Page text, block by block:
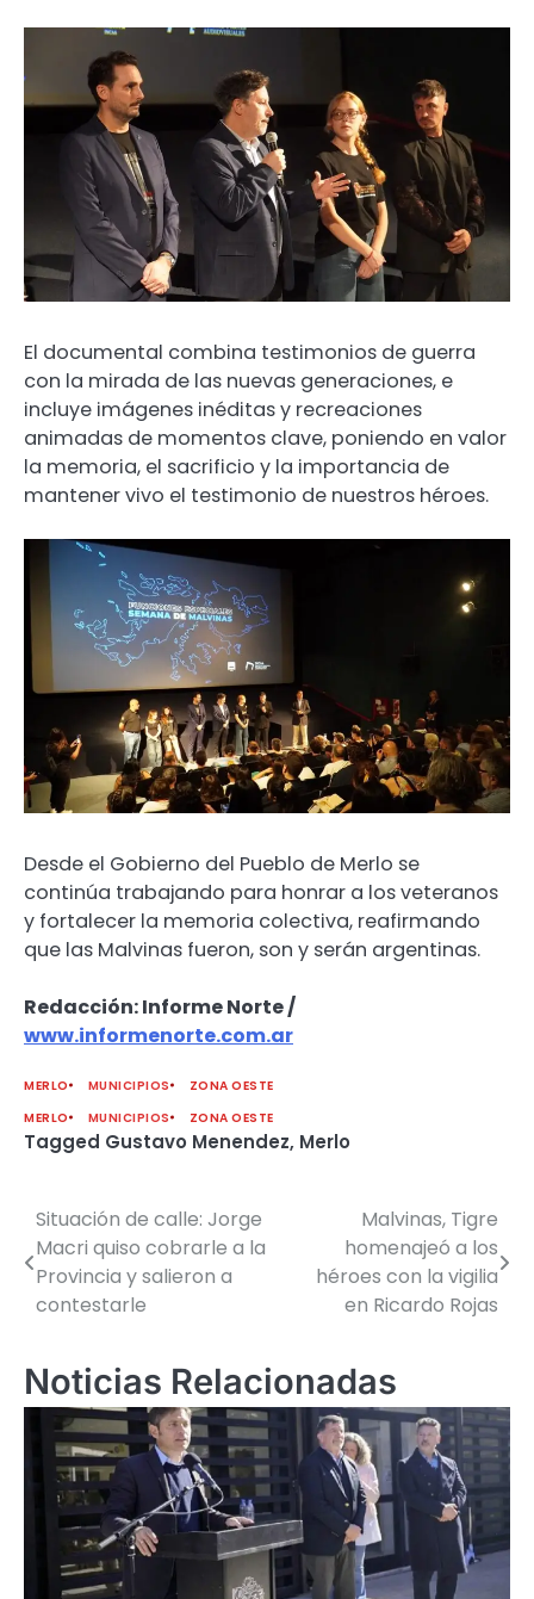
El documental combina testimonios de guerra
con la mirada de las nuevas generaciones, e
incluye imágenes inéditas y recreaciones
animadas de momentos clave, poniendo en valor
la memoria, el sacrificio y la importancia de
mantener vivo el testimonio de nuestros héroes.
Desde el Gobierno del Pueblo de Merlo se
continúa trabajando para honrar a los veteranos
y fortalecer la memoria colectiva, reafirmando
que las Malvinas fueron, son y serán argentinas.
Redacción: Informe Norte /
www.informenorte.com.ar
MERLO MUNICIPIOS
ZONA OESTE
MERLO
MUNICIPIOS ZONA OESTE
Tagged Gustavo Menendez, Merlo
Navegación
de
entradas
Situación de calle: Jorge
Macri quiso cobrarle a la
Provincia y salieron a
contestarle
Malvinas, Tigre
homenajeó a los
héroes con la vigilia
en Ricardo Rojas
Noticias Relacionadas